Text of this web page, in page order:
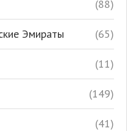
(88)
Эмираты (65)
(11)
(149)
(41)